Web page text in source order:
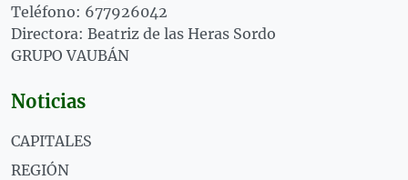
Teléfono: 677926042
Directora: Beatriz de las Heras Sordo
GRUPO VAUBÁN
Noticias
CAPITALES
REGIÓN